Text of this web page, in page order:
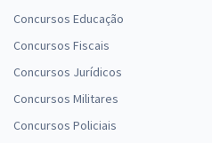
Concursos Educação
Concursos Fiscais
Concursos Jurídicos
Concursos Militares
Concursos Policiais